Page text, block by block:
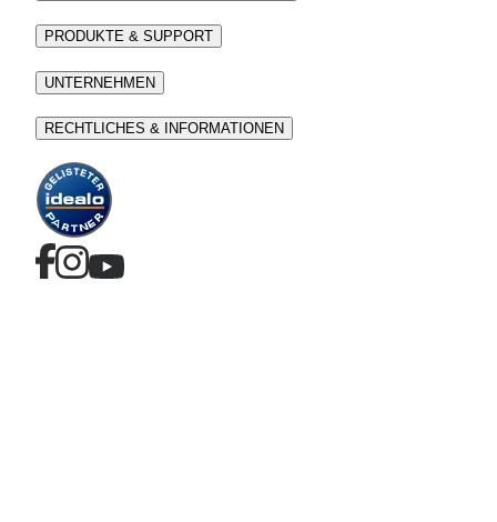
PRODUKTE & SUPPORT
UNTERNEHMEN
RECHTLICHES & INFORMATIONEN